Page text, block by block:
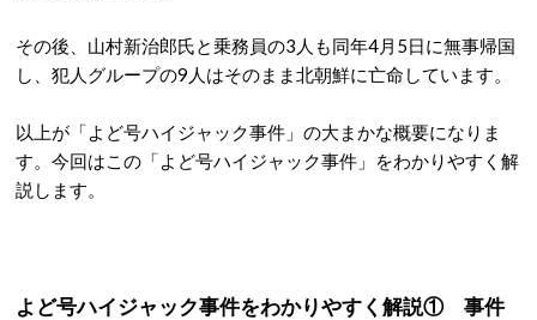
その後、山村新治郎氏と乗務員の3人も同年4月5日に無事帰国
し、犯人グループの9人はそのまま北朝鮮に亡命しています。
以上が「よど号ハイジャック事件」の大まかな概要になりま
す。今回はこの「よど号ハイジャック事件」をわかりやすく解
説します。
よど号ハイジャック事件をわかりやすく解説① 事件